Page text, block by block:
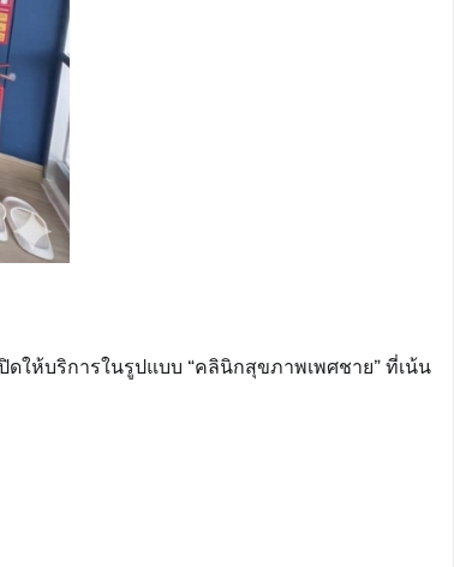
ดให้บริการในรูปแบบ “คลินิกสุขภาพเพศชาย” ที่เน้น